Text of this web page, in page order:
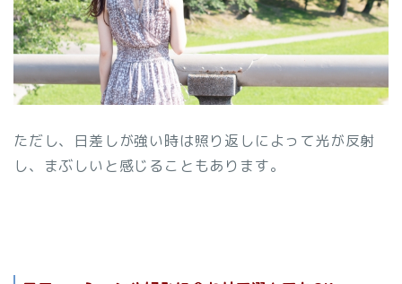
ただし、日差しが強い時は照り返しによって光が反射
し、まぶしいと感じることもあります。